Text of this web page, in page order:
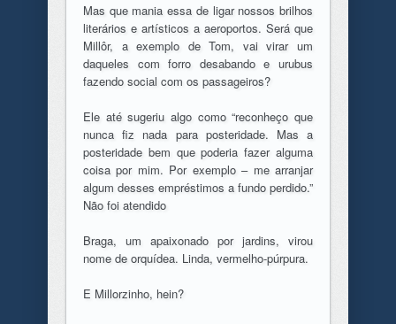
Mas que mania essa de ligar nossos brilhos
literários e artísticos a aeroportos. Será que
Millôr, a exemplo de Tom, vai virar um
daqueles com forro desabando e urubus
fazendo social com os passageiros?
Ele até sugeriu algo como “reconheço que
nunca fiz nada para posteridade. Mas a
posteridade bem que poderia fazer alguma
coisa por mim. Por exemplo – me arranjar
algum desses empréstimos a fundo perdido.”
Não foi atendido
Braga, um apaixonado por jardins, virou
nome de orquídea. Linda, vermelho-púrpura.
E Millorzinho, hein?